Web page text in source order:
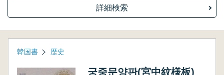
詳細検索
韓国書 歴史
궁중문양판(宮中紋様板)